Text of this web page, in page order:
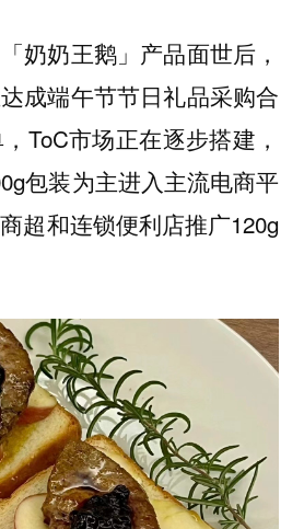
奶奶王鹅」产品面世后，
成端午节节日礼品采购合
ToC市场正在逐步搭建，
包装为主进入主流电商平
超和连锁便利店推广120g